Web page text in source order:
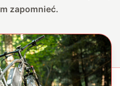
zapomnieć.